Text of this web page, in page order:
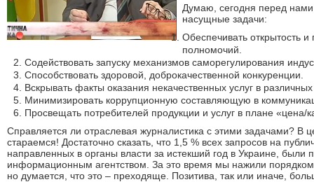
Думаю, сегодня перед
насущные задачи:
Обеспечивать открытость и
полномочий.
Содействовать запуску механизмов саморегулирования
Способствовать здоровой, доброкачественной конкуренции.
Вскрывать факты оказания некачественных услуг в
Минимизировать коррупционную составляющую в
Просвещать потребителей продукции и услуг в плане «цена/
Справляется ли отраслевая журналистика с этими задачами? В
стараемся! Достаточно сказать, что 1,5 % всех запросов на
направленных в органы власти за истекший год в Украине, были
информационным агентством. За это время мы нажили
но думается, что это – преходяще. Позитива, так или иначе,